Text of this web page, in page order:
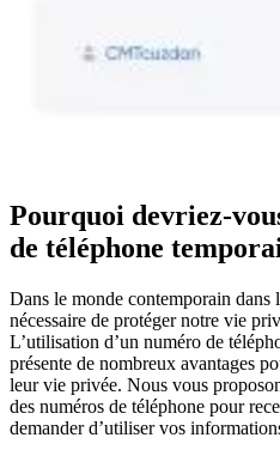
Pourquoi devriez-
de téléphone
Dans le monde contemporain dans
nécessaire de protéger notre vie
L’utilisation d’un numéro de
présente de nombreux avantages
leur vie privée. Nous vous
des numéros de téléphone pour
demander d’utiliser vos